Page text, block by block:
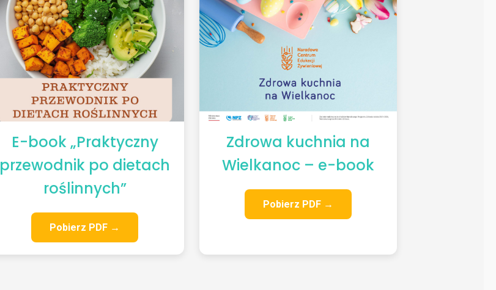
E-book „Praktyczny
przewodnik po dietach
roślinnych”
Pobierz PDF →
Zdrowa kuchnia na
Wielkanoc – e-book
Pobierz PDF →